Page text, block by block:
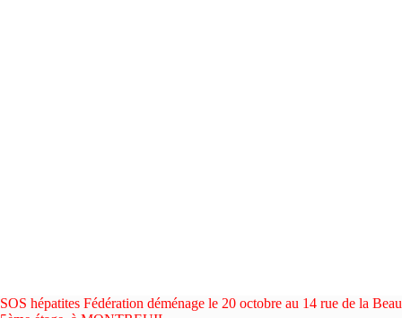
SOS hépatites Fédération déménage le 20 octobre au 14 rue de la